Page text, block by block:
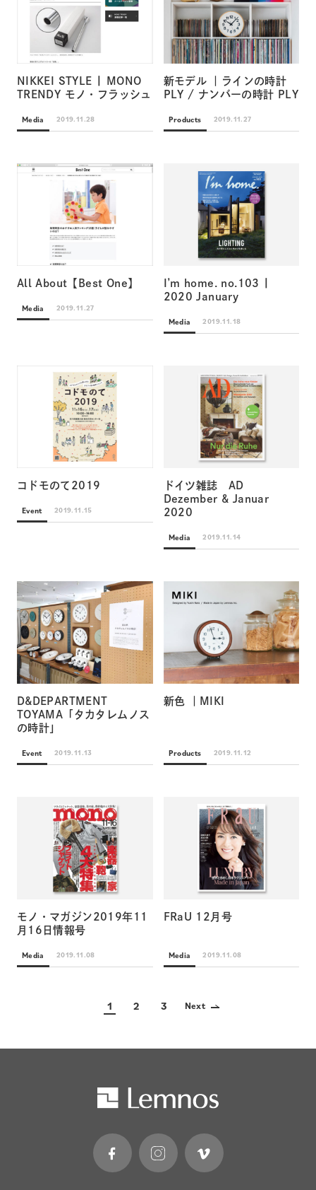
NIKKEI STYLE | MONO
TRENDY モノ・フラッシュ
Media 2019.11.28
新モデル ｜ラインの時計
PLY / ナンバーの時計 PLY
Products 2019.11.27
All About【Best One】
Media 2019.11.27
I’m home. no.103 |
2020 January
Media 2019.11.18
コドモのて2019
Event 2019.11.15
ドイツ雑誌 AD
Dezember & Januar
2020
Media 2019.11.14
D&DEPARTMENT
TOYAMA「タカタレムノス
の時計」
Event 2019.11.13
新色 ｜MIKI
Products 2019.11.12
モノ・マガジン2019年11
月16日情報号
Media 2019.11.08
FRaU 12月号
Media 2019.11.08
1 2 3 Next